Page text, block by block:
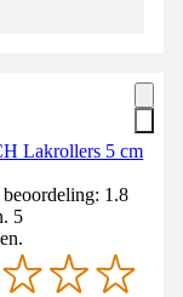
Lakrollers 5 cm
1.8
5